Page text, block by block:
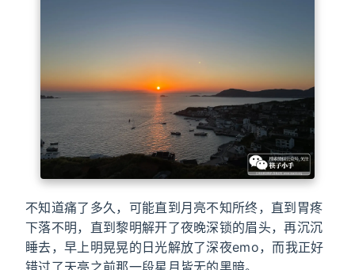
不知道痛了多久，可能直到月亮不知所终，直到胃疼
下落不明，直到黎明解开了夜晚深锁的眉头，再沉沉
睡去，早上明晃晃的日光解放了深夜emo，而我正好